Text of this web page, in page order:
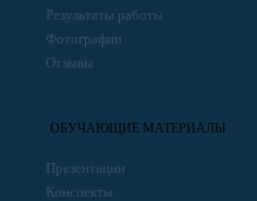
Результаты работы
Фотографии
Отзывы
ОБУЧАЮЩИЕ МАТЕРИАЛЫ
Презентации
Конспекты